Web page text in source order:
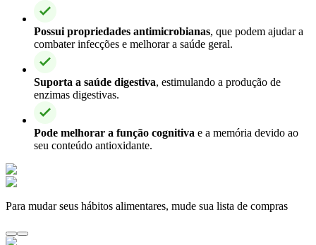
Possui propriedades antimicrobianas, que podem ajudar a
combater infecções e melhorar a saúde geral.
Suporta a saúde digestiva, estimulando a produção de
enzimas digestivas.
Pode melhorar a função cognitiva e a memória devido ao
seu conteúdo antioxidante.
Para mudar seus hábitos alimentares, mude sua lista de compras